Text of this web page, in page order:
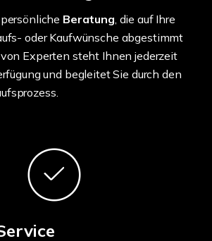
Beratung, die auf Ihre
oder Kaufwünsche abgestimmt
Experten steht Ihnen jederzeit
und begleitet Sie durch den